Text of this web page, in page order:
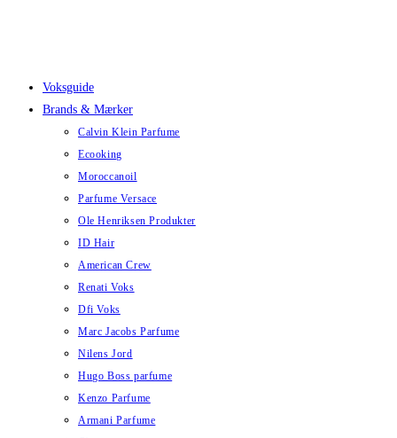
Voksguide
Brands & Mærker
Calvin Klein Parfume
Ecooking
Moroccanoil
Parfume Versace
Ole Henriksen Produkter
ID Hair
American Crew
Renati Voks
Dfi Voks
Marc Jacobs Parfume
Nilens Jord
Hugo Boss parfume
Kenzo Parfume
Armani Parfume